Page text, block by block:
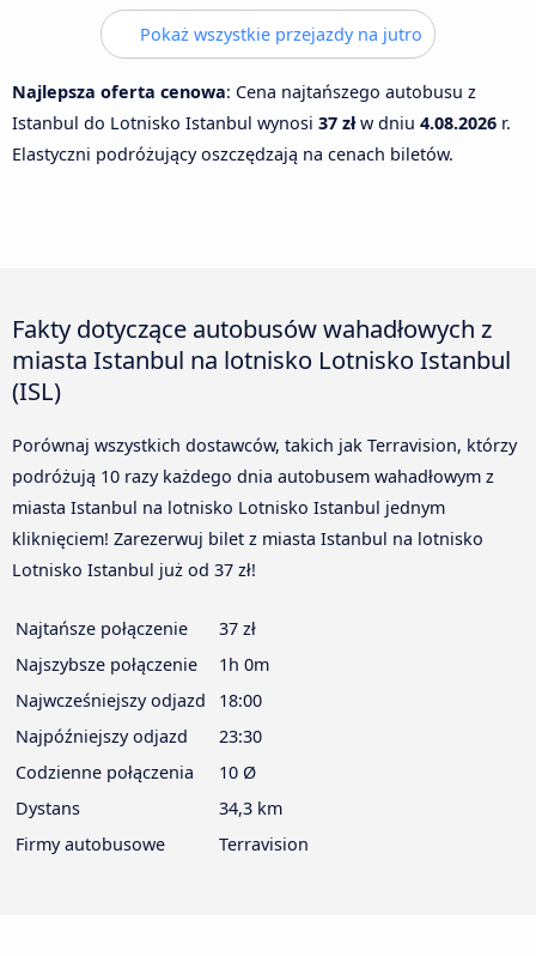
Pokaż wszystkie przejazdy na jutro
Najlepsza oferta cenowa: Cena najtańszego autobusu z
Istanbul do Lotnisko Istanbul wynosi 37 złw dniu 4.08.2026 r.
Elastyczni podróżujący oszczędzają na cenach biletów.
Fakty dotyczące autobusów wahadłowych z
miasta Istanbul na lotnisko Lotnisko Istanbul
(ISL)
Porównaj wszystkich dostawców, takich jak Terravision, którzy
podróżują 10 razy każdego dnia autobusem wahadłowym z
miasta Istanbul na lotnisko Lotnisko Istanbul jednym
kliknięciem! Zarezerwuj bilet z miasta Istanbul na lotnisko
Lotnisko Istanbul już od 37 zł!
Najtańsze połączenie
37 zł
Najszybsze połączenie
1h 0m
Najwcześniejszy odjazd
18:00
Najpóźniejszy odjazd
23:30
Codzienne połączenia
10 Ø
Dystans
34,3 km
Firmy autobusowe
Terravision